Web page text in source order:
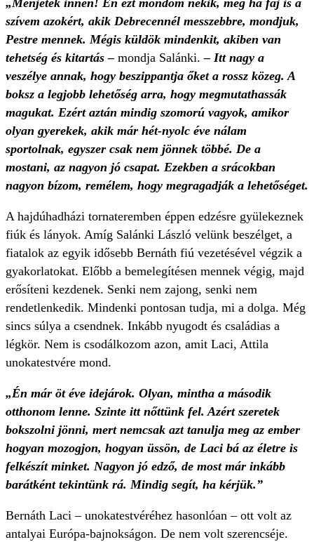
„Menjetek innen! Én ezt mondom nekik, még ha fáj is a
szívem azokért, akik Debrecennél messzebbre, mondjuk,
Pestre mennek. Mégis küldök mindenkit, akiben van
tehetség és kitartás – mondja Salánki. – Itt nagy a
veszélye annak, hogy beszippantja őket a rossz közeg. A
boksz a legjobb lehetőség arra, hogy megmutathassák
magukat. Ezért aztán mindig szomorú vagyok, amikor
olyan gyerekek, akik már hét-nyolc éve nálam
sportolnak, egyszer csak nem jönnek többé. De a
mostani, az nagyon jó csapat. Ezekben a srácokban
nagyon bízom, remélem, hogy megragadják a lehetőséget.
A hajdúhadházi tornateremben éppen edzésre gyülekeznek
fiúk és lányok. Amíg Salánki László velünk beszélget, a
fiatalok az egyik idősebb Bernáth fiú vezetésével végzik a
gyakorlatokat. Előbb a bemelegítésen mennek végig, majd
erősíteni kezdenek. Senki nem zajong, senki nem
rendetlenkedik. Mindenki pontosan tudja, mi a dolga. Még
sincs súlya a csendnek. Inkább nyugodt és családias a
légkör. Nem is csodálkozom azon, amit Laci, Attila
unokatestvére mond.
„Én már öt éve idejárok. Olyan, mintha a második
otthonom lenne. Szinte itt nőttünk fel. Azért szeretek
bokszolni jönni, mert nemcsak azt tanulja meg az ember
hogyan mozogjon, hogyan üssön, de Laci bá az életre is
felkészít minket. Nagyon jó edző, de most már inkább
barátként tekintünk rá. Mindig segít, ha kérjük.”
Bernáth Laci – unokatestvéréhez hasonlóan – ott volt az
antalyai Európa-bajnokságon. De nem volt szerencséje.